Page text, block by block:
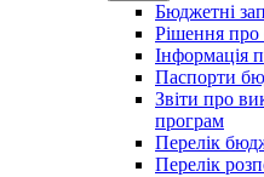
Бюджетні
Рішення
Інформація
Паспорти
Звіти про
програм
Перелік
Перелік